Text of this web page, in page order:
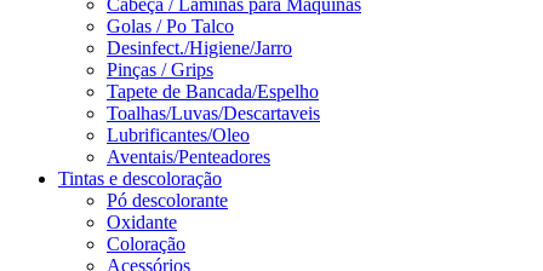
Cabeça / Lâminas para Maquinas
Golas / Po Talco
Desinfect./Higiene/Jarro
Pinças / Grips
Tapete de Bancada/Espelho
Toalhas/Luvas/Descartaveis
Lubrificantes/Oleo
Aventais/Penteadores
Tintas e descoloração
Pó descolorante
Oxidante
Coloração
Acessórios